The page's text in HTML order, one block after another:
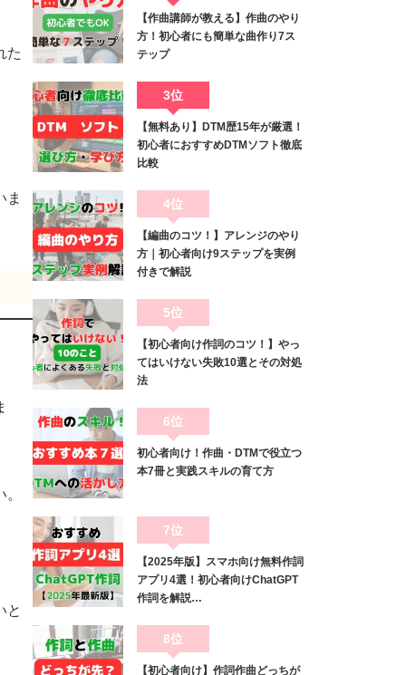
た
ま
と
【作曲講師が教える】作曲のやり
方！初心者にも簡単な曲作り7ス
テップ
3位
【無料あり】DTM歴15年が厳選！
初心者におすすめDTMソフト徹底
比較
4位
【編曲のコツ！】アレンジのやり
方｜初心者向け9ステップを実例
付きで解説
5位
【初心者向け作詞のコツ！】やっ
てはいけない失敗10選とその対処
法
6位
初心者向け！作曲・DTMで役立つ
本7冊と実践スキルの育て方
7位
【2025年版】スマホ向け無料作詞
アプリ4選！初心者向けChatGPT
作詞を解説…
8位
【初心者向け】作詞作曲どっちが